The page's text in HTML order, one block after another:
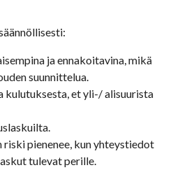
ja ennakoitavina, mikä
suunnittelua.
kulutuksesta, et yli-/ alisuurista
pienenee, kun yhteystiedot
tulevat perille.